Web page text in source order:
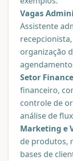
Vagas
Assistente
organização
Setor
financeiro,
controle de
análise de
Marketing e
de produtos,
bases de